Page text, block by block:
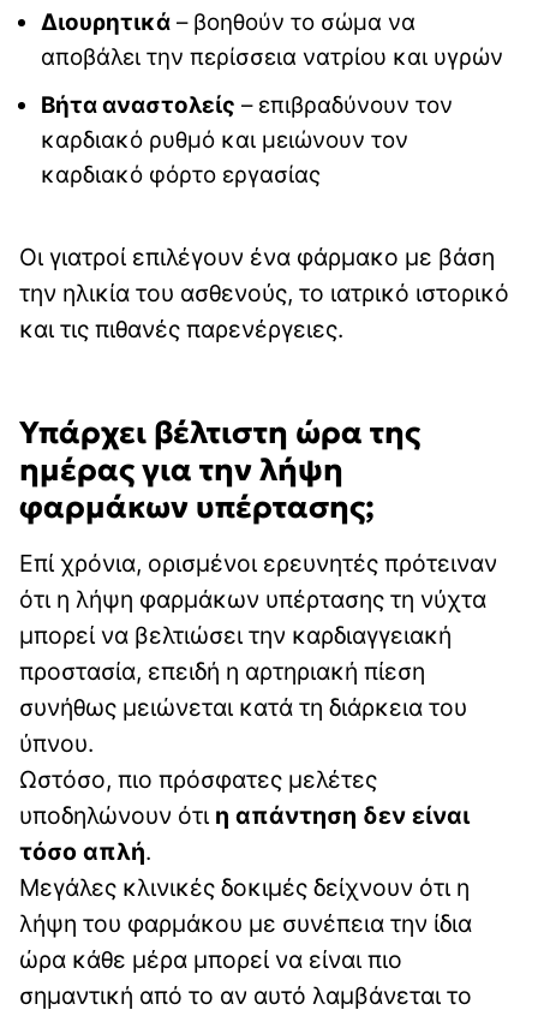
Διουρητικά – βοηθούν το σώμα να
αποβάλει την περίσσεια νατρίου και υγρών
Βήτα αναστολείς – επιβραδύνουν τον
καρδιακό ρυθμό και μειώνουν τον
καρδιακό φόρτο εργασίας
Οι γιατροί επιλέγουν ένα φάρμακο με βάση
την ηλικία του ασθενούς, το ιατρικό ιστορικό
και τις πιθανές παρενέργειες.
Υπάρχει βέλτιστη ώρα της
ημέρας για την λήψη
φαρμάκων υπέρτασης;
Επί χρόνια, ορισμένοι ερευνητές πρότειναν
ότι η λήψη φαρμάκων υπέρτασης τη νύχτα
μπορεί να βελτιώσει την καρδιαγγειακή
προστασία, επειδή η αρτηριακή πίεση
συνήθως μειώνεται κατά τη διάρκεια του
ύπνου.
Ωστόσο, πιο πρόσφατες μελέτες
υποδηλώνουν ότι η απάντηση δεν είναι
τόσο απλή.
Μεγάλες κλινικές δοκιμές δείχνουν ότι η
λήψη του φαρμάκου με συνέπεια την ίδια
ώρα κάθε μέρα μπορεί να είναι πιο
σημαντική από το αν αυτό λαμβάνεται το